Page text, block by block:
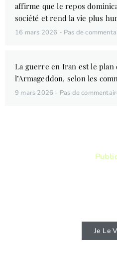
affirme que le repos
société et rend la vie plus
16 mars 2026 Pas de
La guerre en Iran est le
l’Armageddon, selon les
9 mars 2026 Pas de
Je Le